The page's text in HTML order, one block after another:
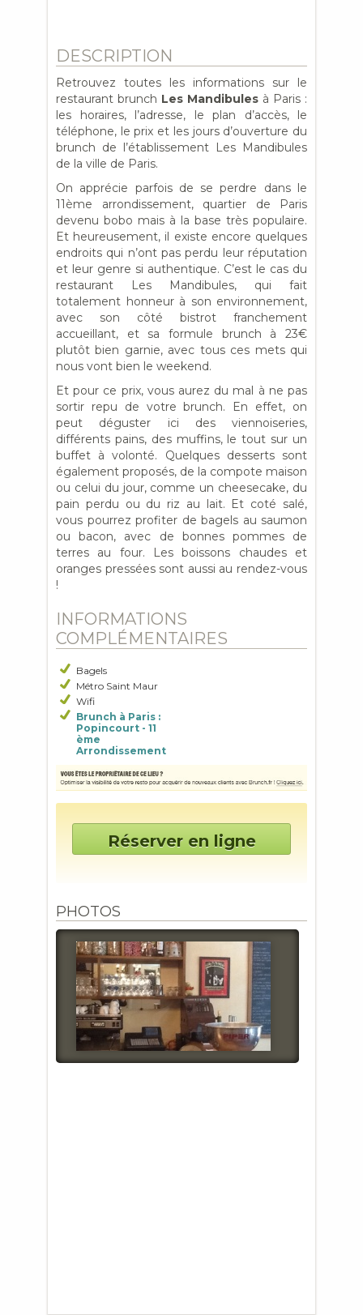
DESCRIPTION
Retrouvez toutes les informations sur le
restaurant brunch Les Mandibules à Paris :
les horaires, l’adresse, le plan d’accès, le
téléphone, le prix et les jours d’ouverture du
brunch de l’établissement Les Mandibules
de la ville de Paris.
On apprécie parfois de se perdre dans le
11ème arrondissement, quartier de Paris
devenu bobo mais à la base très populaire.
Et heureusement, il existe encore quelques
endroits qui n’ont pas perdu leur réputation
et leur genre si authentique. C’est le cas du
restaurant Les Mandibules, qui fait
totalement honneur à son environnement,
avec son côté bistrot franchement
accueillant, et sa formule brunch à 23€
plutôt bien garnie, avec tous ces mets qui
nous vont bien le weekend.
Et pour ce prix, vous aurez du mal à ne pas
sortir repu de votre brunch. En effet, on
peut déguster ici des viennoiseries,
différents pains, des muffins, le tout sur un
buffet à volonté. Quelques desserts sont
également proposés, de la compote maison
ou celui du jour, comme un cheesecake, du
pain perdu ou du riz au lait. Et coté salé,
vous pourrez profiter de bagels au saumon
ou bacon, avec de bonnes pommes de
terres au four. Les boissons chaudes et
oranges pressées sont aussi au rendez-vous
!
INFORMATIONS
COMPLÉMENTAIRES
Bagels
Métro Saint Maur
Wifi
Brunch à Paris :
Popincourt - 11
ème
Arrondissement
Réserver en ligne
PHOTOS